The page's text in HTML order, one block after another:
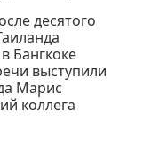
десятого
Бангкоке
выступили
Марис
коллега